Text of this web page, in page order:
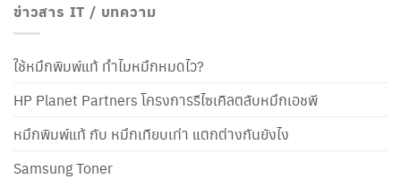
ข่าวสาร IT / บทความ
ใช้หมึกพิมพ์แท้ ทำไมหมึกหมดไว?
HP Planet Partners โครงการรีไซเคิลตลับหมึกเอชพี
หมึกพิมพ์แท้ กับ หมึกเทียบเท่า แตกต่างกันยังไง
Samsung Toner